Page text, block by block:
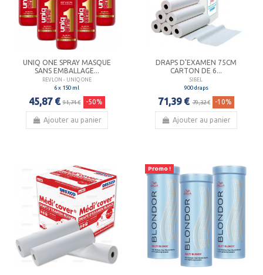
UNIQ ONE SPRAY MASQUE
SANS EMBALLAGE...
REVLON - UNIQ ONE
6 x 150 ml
45,87 € 91,74 € -50%
Ajouter au panier
DRAPS D'EXAMEN 75CM
CARTON DE 6...
SIBEL
900 draps
71,39 € 79,32 € -10%
Ajouter au panier
Promo !